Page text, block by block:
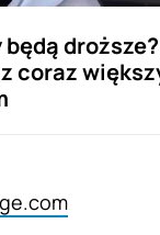
coraz